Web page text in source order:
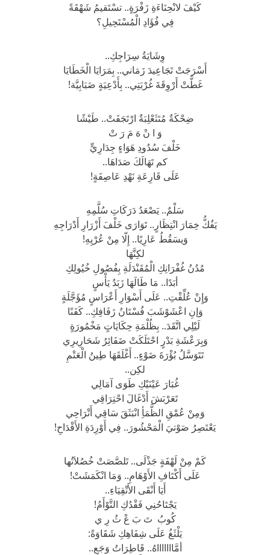
كَيْفَ لانْحِنَاءَةِ زَفْرَةٍ.. تسْتَقيمُ شَهْقَةً
فِي فُؤَادِ الْمُسْتَحِيلِ؟
وِشَايَةُ سِرَاجِكِ..
أَسْرَجَتْ تَجَاعِيدَ زَمَاني.. بِمَرَايَا الْخَطَايَا
غَطَّتْ أَرْوِقَةَ غُرْبَتِي.. بِأَدْعِيَةٍ ضَبَابِيَّة!
ضِحْكَةٌ مُتَثَعْلِبَةٌ ارْتَجَفَتْ.. طَيْشًا
وَ ا نْ هَ مَ رَ تْ
خَلْفَ سُدُودِ هَوَاءٍ جِدَارِيٍّ
كم تَهَالَكَ صَدَاهَا..
عَلَى قَارِعَةِ نَهْدِ عَاصِفَةٍ!
سَلْمٌ.. يَصْعَدُ دَرَكَاتِ سُلَّمِهِ
يَفُكُّ خِمَارَ انْتِظَارٍ.. تَوَارَى خَلْفَ أَزْرَارِ أَدْرَاجِهِ
وَيسَقُطُ عَارِيًا.. إِلّا مِنْ عُرْيِهِ!
لكِنَّهَا
مُدُنُ غُفْرَانِكِ الْمُقَنْدَلَةِ بِفُصُولِ خُيُولِكِ
أبَدًا.. مَا طَالَهَا زَبَدُ يَأْسٍ
وَإِنْ عُلِّقْتِ.. عَلَى أَسْوَارِ أَعْرَاسٍ مُؤَجَّلَةٍ
وَإنِ اعْشَوْشَبَ فُسْتَانُ زَفَافِكِ.. كَفَنًا
لَيْلِي اتَّقَدَ.. بِظُلْمَةِ حِكَايَاتٍ مَخْمُورَةٍ
وَبِرَعْشَةِ بَدْرٍ احْتَلَكَتْ ضَفَائِرُ شَحَارِيرِي
تَتَوَسَّلُ بُؤْرَةَ ضَوْءٍ.. أَغْلَقَهَا طِينُ الْعَتْمِ
لكِن..
غُبَارَ عَيْنَيْكِ طَوَى آمَالِي
تَعَرْبَشَ أَدْغَالَ احْتِرَاقِي
وَمِنْ عُمْقِ الظَّمَأِ انْبَثَقَ سَاقِي أَتْرَاحِي
يَعْتَصِرُ صَوْتيَ الْمَحْشُورَ.. فِي أَوْرِدَةِ الأَقْدَاحِ!
كَمْ مِنْ لَهْفَةٍ جَذْلَى.. تَلصَّصَتْ خُصُلاَتُها
عَلَى أَكْتَافِ الأَوْهَامِ.. وَمَا انْكَمَشَتْ!
أَيَا أَنْقَى الأَتْقِيَاءِ..
يَجْتَاحُنِي فَقْدُكِ التَّوْأَمُ!
كُوبُ تَ بَ عْ ثُ رِ ي
يَلْثَغُ عَلَى شِفَاهِكِ شَقَاوَةً:
أمَّاااااااهُ.. قَاطِرَاتُ وَجَعٍ..